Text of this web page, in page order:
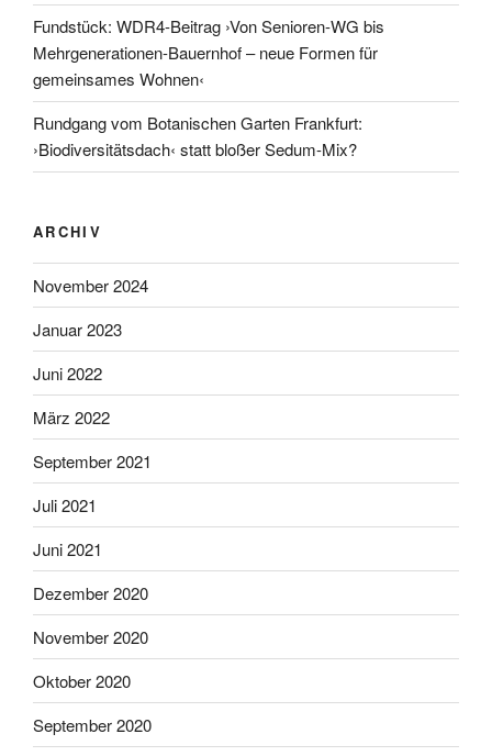
Fundstück: WDR4-Beitrag ›Von Senioren-WG bis
Mehrgenerationen-Bauernhof – neue Formen für
gemeinsames Wohnen‹
Rundgang vom Botanischen Garten Frankfurt:
›Biodiversitätsdach‹ statt bloßer Sedum-Mix?
ARCHIV
November 2024
Januar 2023
Juni 2022
März 2022
September 2021
Juli 2021
Juni 2021
Dezember 2020
November 2020
Oktober 2020
September 2020